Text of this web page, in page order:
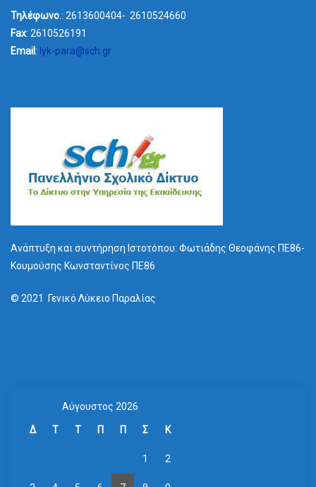
Τηλέφωνο.: 2613600404- 2610524660
Fax: 2610526191
Email: lyk-para@sch.gr
Ανάπτυξη και συντήρηση Ιστοτόπου: Φωτιάδης Θεοφάνης ΠΕ86-
Κουμούσης Κωνσταντίνος ΠΕ86
© 2021 Γενικό Λύκειο Παραλίας
Αύγουστος 2026
Δ Τ Τ Π Π Σ Κ
1 2